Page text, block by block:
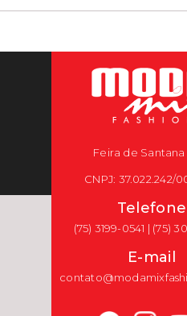
Feira de Santana
CNPJ: 37.022.242/
Telefone
(75) 3199-0541 | (75)
E-mail